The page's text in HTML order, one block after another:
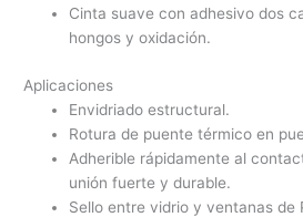
Cinta suave con adhesivo dos
hongos y oxidación.
Aplicaciones
Envidriado estructural.
Rotura de puente térmico en
Adherible rápidamente al
unión fuerte y durable.
Sello entre vidrio y ventanas de